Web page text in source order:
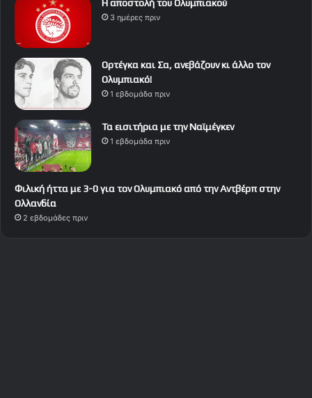
Η αποστολή του Ολυμπιακού
3 ημέρες πριν
Ορτέγκα και Σα, ανεβάζουν κι άλλο τον
Ολυμπιακό!
1 εβδομάδα πριν
Τα εισιτήρια με την Ναϊμέγκεν
1 εβδομάδα πριν
Φιλική ήττα με 3-0 για τον Ολυμπιακό από την Αντβέρπ στην
Ολλανδία
2 εβδομάδες πριν